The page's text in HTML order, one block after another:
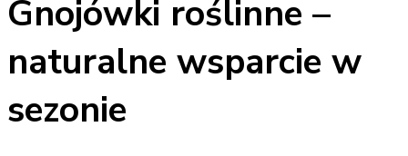
Gnojówki roślinne –
naturalne wsparcie w
sezonie